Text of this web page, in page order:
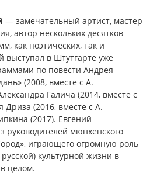
— замечательный артист, мастер
автор нескольких десятков
как поэтических, так и
выступал в Штутгарте уже
по повести Андрея
(2008, вместе с А.
Галича (2014, вместе с
Дриза (2016, вместе с А.
(2017). Евгений
мюнхенского
играющего огромную роль
культурной жизни в
целом.